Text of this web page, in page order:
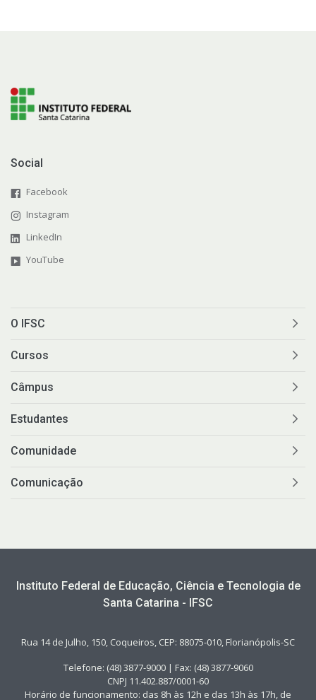
Social
Facebook
Instagram
LinkedIn
YouTube
O IFSC
Cursos
Câmpus
Estudantes
Comunidade
Comunicação
Instituto Federal de Educação, Ciência e Tecnologia de
Santa Catarina - IFSC
Rua 14 de Julho, 150, Coqueiros, CEP: 88075-010, Florianópolis-SC
Telefone: (48) 3877-9000 | Fax: (48) 3877-9060
CNPJ 11.402.887/0001-60
Horário de funcionamento: das 8h às 12h e das 13h às 17h, de